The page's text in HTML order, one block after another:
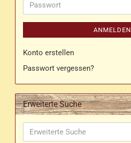
Passwort
ANMELDEN
Konto erstellen
Passwort vergessen?
Erweiterte Suche
Erweiterte
Suche